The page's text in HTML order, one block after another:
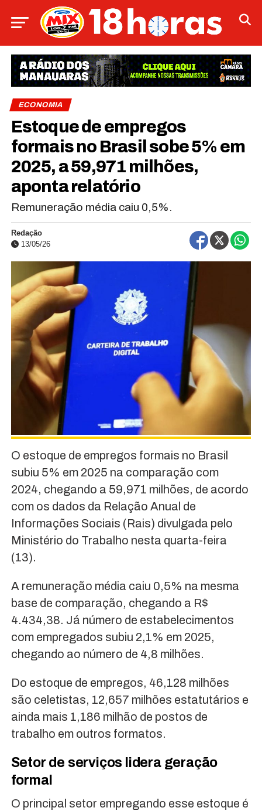
ECONOMIA
Estoque de empregos
formais no Brasil sobe 5% em
2025, a 59,971 milhões,
aponta relatório
Remuneração média caiu 0,5%.
Redação
13/05/26
O estoque de empregos formais no Brasil
subiu 5% em 2025 na comparação com
2024, chegando a 59,971 milhões, de acordo
com os dados da Relação Anual de
Informações Sociais (Rais) divulgada pelo
Ministério do Trabalho nesta quarta-feira
(13).
A remuneração média caiu 0,5% na mesma
base de comparação, chegando a R$
4.434,38. Já número de estabelecimentos
com empregados subiu 2,1% em 2025,
chegando ao número de 4,8 milhões.
Do estoque de empregos, 46,128 milhões
são celetistas, 12,657 milhões estatutários e
ainda mais 1,186 milhão de postos de
trabalho em outros formatos.
Setor de serviços lidera geração
formal
O principal setor empregando esse estoque é